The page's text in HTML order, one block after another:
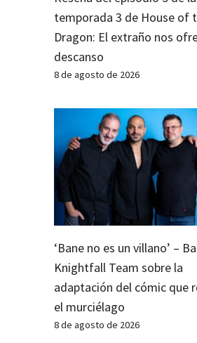
temporada 3 de House of
Dragon: El extraño nos
descanso
8 de agosto de 2026
‘Bane no es un villano’ –
Knightfall Team sobre la
adaptación del cómic que
el murciélago
8 de agosto de 2026